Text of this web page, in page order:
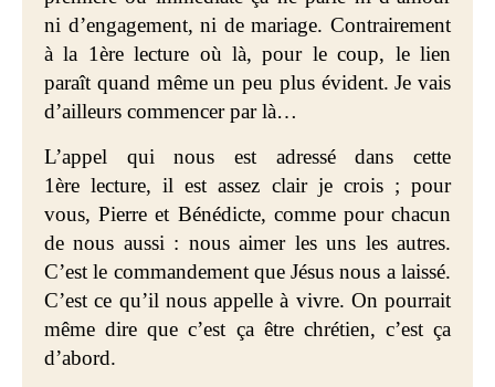
ni d’engagement, ni de mariage. Contrairement
à la 1ère lecture où là, pour le coup, le lien
paraît quand même un peu plus évident. Je vais
d’ailleurs commencer par là…
L’appel qui nous est adressé dans cette
1ère lecture, il est assez clair je crois ; pour
vous, Pierre et Bénédicte, comme pour chacun
de nous aussi : nous aimer les uns les autres.
C’est le commandement que Jésus nous a laissé.
C’est ce qu’il nous appelle à vivre. On pourrait
même dire que c’est ça être chrétien, c’est ça
d’abord.